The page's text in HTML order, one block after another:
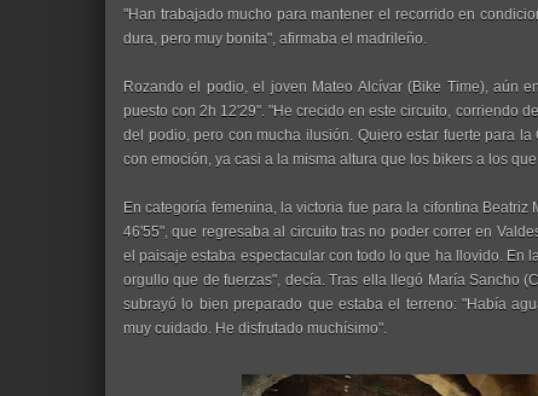
"Han trabajado mucho para mantener el recorrido en
dura, pero muy bonita", afirmaba el madrileño.
Rozando el podio, el joven Mateo Alcívar (Bike Time), aún
puesto con 2h 12'29". "He crecido en este circuito, corriendo
del podio, pero con mucha ilusión. Quiero estar fuerte para
con emoción, ya casi a la misma altura que los bikers a los
En categoría femenina, la victoria fue para la cifontina
46'55", que regresaba al circuito tras no poder correr en
el paisaje estaba espectacular con todo lo que ha llovido. En
orgullo que de fuerzas", decía. Tras ella llegó María Sancho
subrayó lo bien preparado que estaba el terreno: "Había
muy cuidado. He disfrutado muchísimo".